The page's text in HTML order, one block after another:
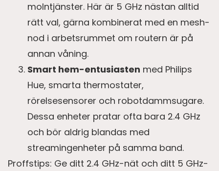
molntjänster. Här är 5 GHz nästan alltid
rätt val, gärna kombinerat med en mesh-
nod i arbetsrummet om routern är på
annan våning.
Smart hem-entusiasten med Philips
Hue, smarta thermostater,
rörelsesensorer och robotdammsugare.
Dessa enheter pratar ofta bara 2.4 GHz
och bör aldrig blandas med
streamingenheter på samma band.
Proffstips: Ge ditt 2.4 GHz-nät och ditt 5 GHz-